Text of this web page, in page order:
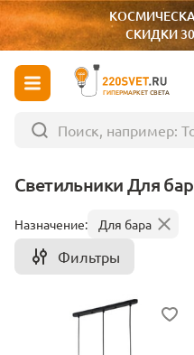
СКИДКИ
ГИПЕРМАРКЕТ СВЕТА
Светильники Для
Назначение: Для бара
Фильтры